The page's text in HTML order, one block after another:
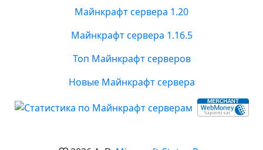
Майнкрафт сервера 1.20
Майнкрафт сервера 1.16.5
Топ Майнкрафт серверов
Новые Майнкрафт сервера